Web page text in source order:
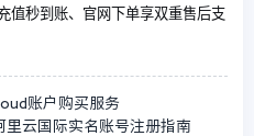
值秒到账、官网下单享双重售后支
账户购买服务
云国际实名账号注册指南